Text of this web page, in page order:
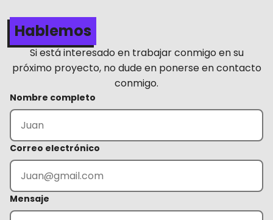
Hablemos
Si está interesado en trabajar conmigo en su
próximo proyecto, no dude en ponerse en contacto
conmigo.
Nombre completo
Correo electrónico
Mensaje